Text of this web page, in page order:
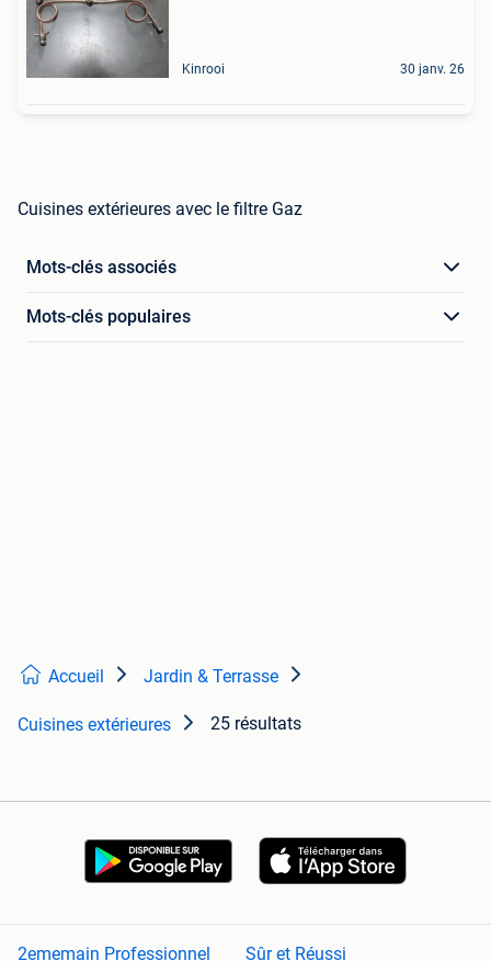
Kinrooi 30 janv. 26
Cuisines extérieures avec le filtre Gaz
Mots-clés associés
Mots-clés populaires
Accueil Jardin & Terrasse
Cuisines extérieures 25 résultats
2ememain Professionnel Sûr et Réussi